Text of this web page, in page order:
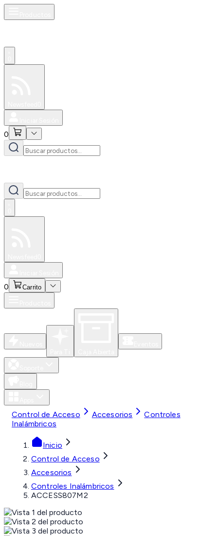
0
0 Carrito
Control de Acceso Accesorios
Controles
Inalámbricos
Inicio
Control de Acceso
Accesorios
Controles Inalámbricos
ACCESS807M2